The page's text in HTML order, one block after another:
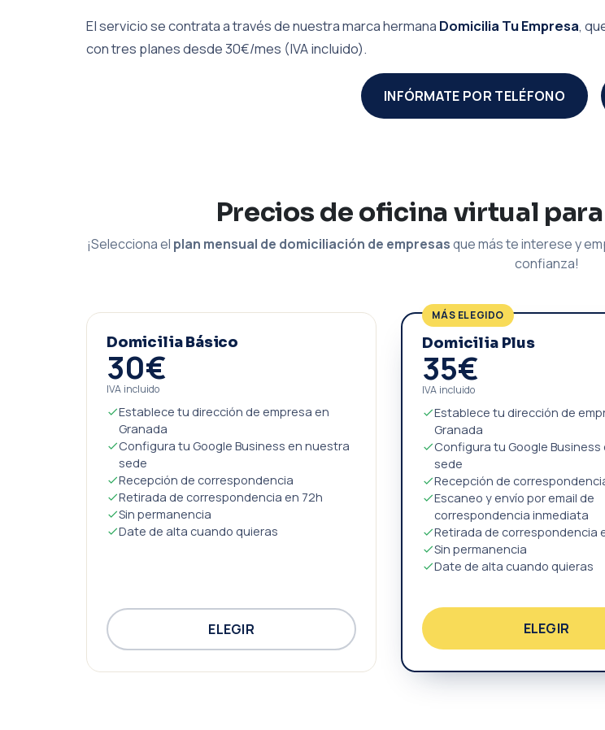
El servicio se contrata a través de nuestra marca hermana Domicilia Tu Empresa,
con tres planes desde 30€/mes (IVA incluido).
INFÓRMATE POR TELÉFONO
Precios de oficina virtual
¡Selecciona el plan mensual de domiciliación de empresasque más te interese y
confianza!
Domicilia Básico
30€
IVA incluido
Establece tu dirección de empresa en
Granada
Configura tu Google Business en nuestra
sede
Recepción de correspondencia
Retirada de correspondencia en 72h
Sin permanencia
Date de alta cuando quieras
ELEGIR
MÁS ELEGIDO
Domicilia Plus
35€
IVA incluido
Establece tu dirección de
Granada
Configura tu Google
sede
Recepción de
Escaneo y envío por email de
correspondencia inmediata
Retirada de correspondencia
Sin permanencia
Date de alta cuando quieras
ELEGIR